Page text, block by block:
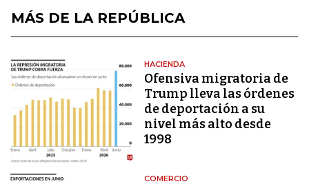
MÁS DE LA REPÚBLICA
HACIENDA
Ofensiva migratoria de
Trump lleva las órdenes
de deportación a su
nivel más alto desde
1998
COMERCIO